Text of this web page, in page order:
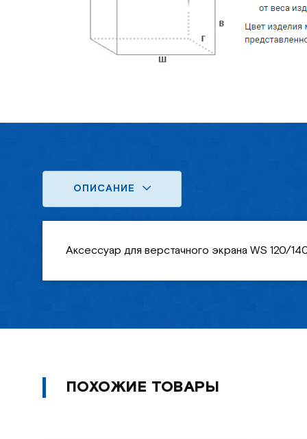
ОПИСАНИЕ
Аксессуар для верстачного экрана WS 120/
ПОХОЖИЕ ТОВАРЫ